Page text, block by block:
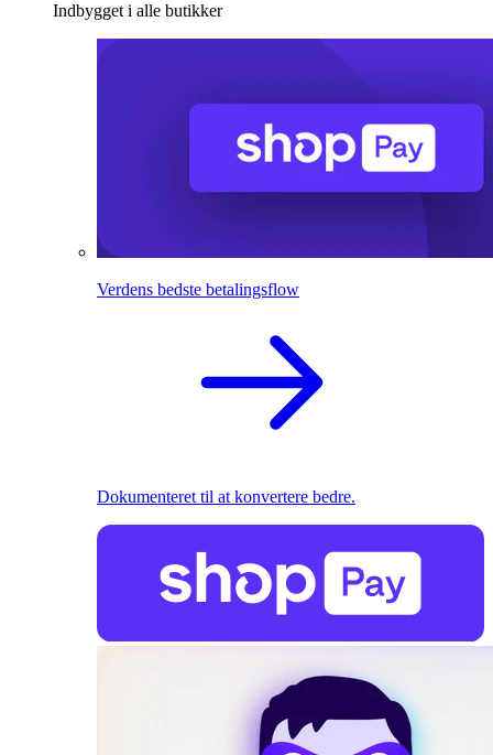
Indbygget i alle butikker
Verdens bedste betalingsflow
Dokumenteret til at konvertere bedre.